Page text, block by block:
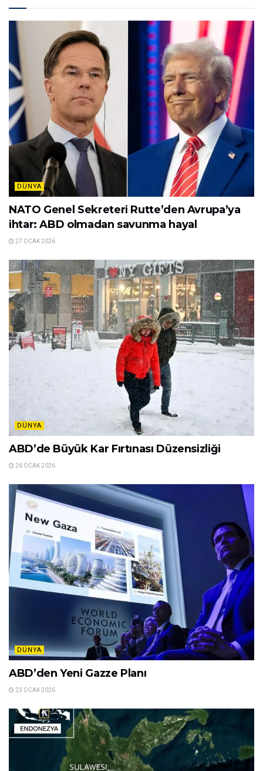
OPERASYON
Öte yandan Ukrayna Savunma Bakanı Oleksii
Reznikov bugün yaptığı açıklamada Rusya’nın üst
seviye askeri ve siyasi isimlerin teslim olduğunu öne
sürmek için toplu bir dezenformasyon kampanyasına
başladığını duyurdu.
Reznikov tezini Twitter hesabında da paylaştı ve
Rusya’nın bu geçersiz bilgileri yaymak için, görünüşte
imzalı dokümanlar ve düzmece görüntüler
dağıtacağını sav ederek,
“Teslim olmak yok!
Yalnızca zafer var”
Tags: Rusya
RelatedPosts
DÜNYA
NATO Genel Sekreteri Rutte’den Avrupa’ya
ihtar: ABD olmadan savunma hayal
27 OCAK 2026
ABD’de Büyük Kar Fırtınası Düzensizliği